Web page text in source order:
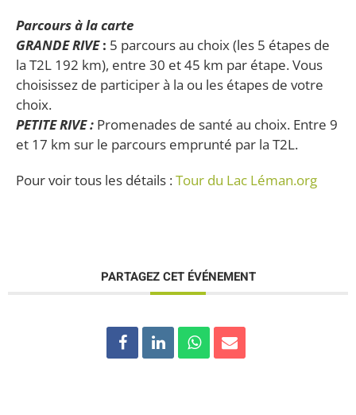
Parcours à la carte
GRANDE RIVE: 5 parcours au choix (les 5 étapes de
la T2L 192 km), entre 30 et 45 km par étape. Vous
choisissez de participer à la ou les étapes de votre
choix.
PETITE RIVE: Promenades de santé au choix. Entre 9
et 17 km sur le parcours emprunté par la T2L.
Pour voir tous les détails :Tour du Lac Léman.org
PARTAGEZ CET ÉVÉNEMENT